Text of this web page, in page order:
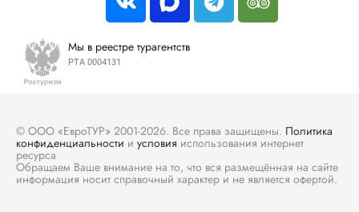
Мы в реестре турагентств
РТА 0004131
© ООО «ЕвроТУР» 2001-2026. Все права защищены. Политика
конфиденциальности и условия использования интернет
ресурса
Обращаем Ваше внимание на то, что вся размещённая на сайте
информация носит справочный характер и не является офертой.